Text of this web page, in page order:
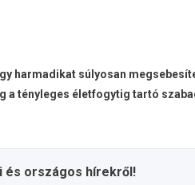
harmadikat súlyosan
a tényleges életfogytig tartó
és országos hírekről!